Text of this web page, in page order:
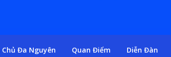
Đa Nguyên Quan Điểm Diễn Đàn